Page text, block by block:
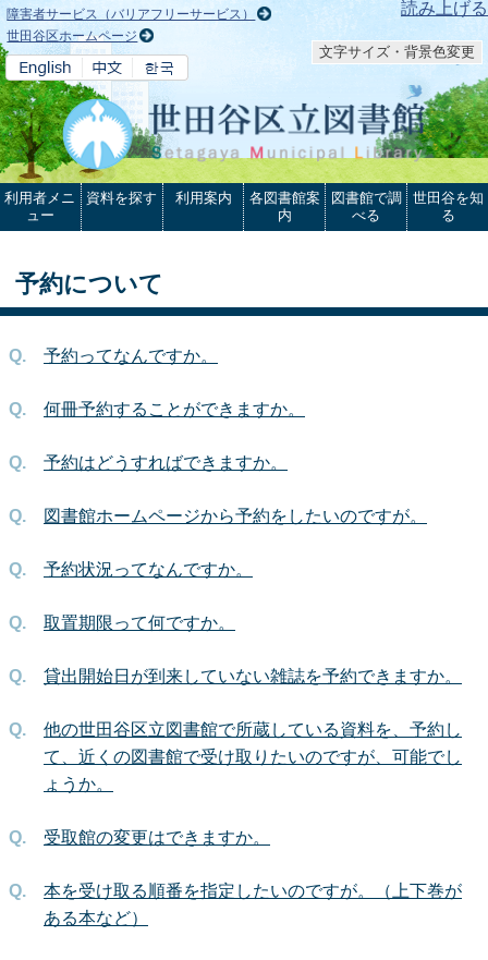
本文へ 読み上げる
障害者サービス（バリアフリーサービス）
世田谷区ホームページ
文字サイズ・背景色変更
利用者メニ
ュー
資料を探す 利用案内
各図書館案
内
図書館で調
べる
世田谷を知
る
予約について
予約ってなんですか。
何冊予約することができますか。
予約はどうすればできますか。
図書館ホームページから予約をしたいのですが。
予約状況ってなんですか。
取置期限って何ですか。
貸出開始日が到来していない雑誌を予約できますか。
他の世田谷区立図書館で所蔵している資料を、予約し
て、近くの図書館で受け取りたいのですが、可能でし
ょうか。
受取館の変更はできますか。
本を受け取る順番を指定したいのですが。（上下巻が
ある本など）